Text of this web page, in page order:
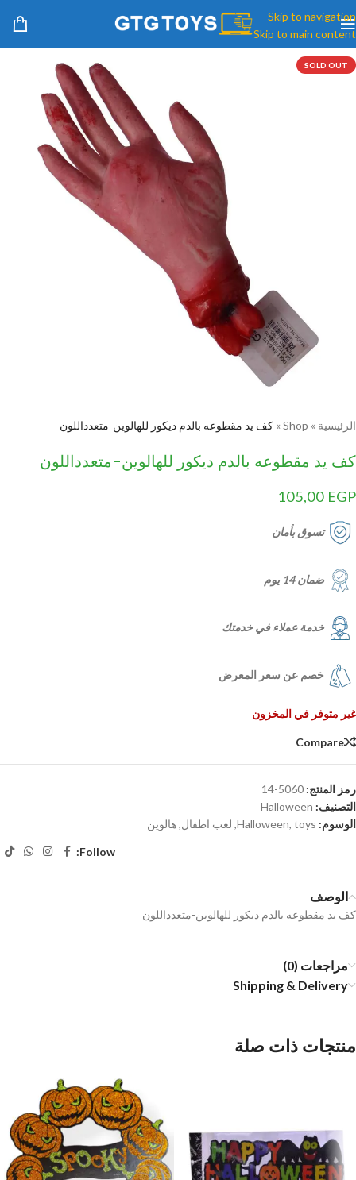
Skip to navigation
Skip to main content
SOLD OUT
الرئيسية »
Shop
» كف يد مقطوعه بالدم ديكور للهالوين-متعدداللون
كف يد مقطوعه بالدم ديكور للهالوين-متعدداللون
105,00 EGP
تسوق بأمان
ضمان 14 يوم
خدمة عملاء في خدمتك
خصم عن سعر المعرض
غير متوفر في المخزون
Compare
رمز المنتج: 5060-14
التصنيف: Halloween
الوسوم:
Halloween, toys
, لعب اطفال,هالوين
Follow:
الوصف
كف يد مقطوعه بالدم ديكور للهالوين-متعدداللون
مراجعات (0)
Shipping & Delivery
منتجات ذات صلة